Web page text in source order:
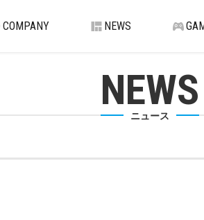
COMPANY NEWS
NEWS
ニュース